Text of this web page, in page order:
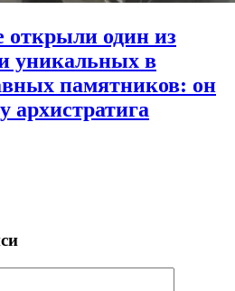
открыли один из
уникальных в
памятников: он
архистратига